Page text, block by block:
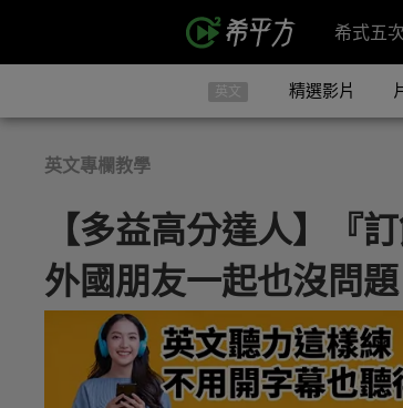
希式五
英文 精選影片
英文專欄教學
【多益高分達人】『
外國朋友一起也沒問題